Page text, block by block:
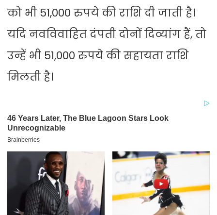
को भी 51,000 रुपये की राशि दी जाती है।
यदि नवविवाहित दंपती दोनों दिव्यांग हैं, तो
उन्हें भी 51,000 रुपये की सहायता राशि
मिलती है।